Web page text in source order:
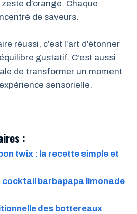
d’orange. Chaque
de saveurs.
réussi, c’est l’art d’étonner
gustatif. C’est aussi
de transformer un moment
sensorielle.
:
twix : la recette simple et
cocktail barbapapa limonade
des bottereaux